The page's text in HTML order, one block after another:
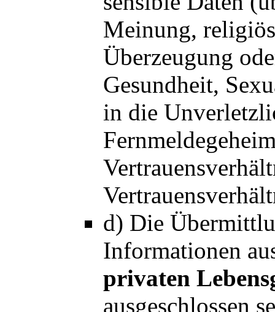
Meinung,
Überzeugung
Gesundheit,
in die
d) Die
Informationen
privaten
ausgeschlossen